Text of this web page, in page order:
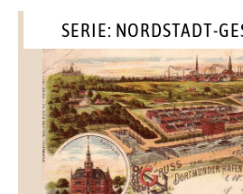
SERIE: NORDSTADT-